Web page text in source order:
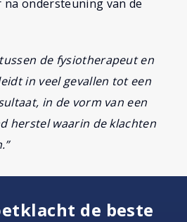
na ondersteuning van de
de fysiotherapeut en
in veel gevallen tot een
in de vorm van een
herstel waarin de klachten
de beste